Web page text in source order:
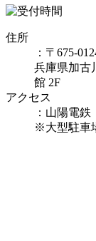
住所
：〒675-
兵庫県加古
館 2F
アクセス
：山陽電
※大型駐車